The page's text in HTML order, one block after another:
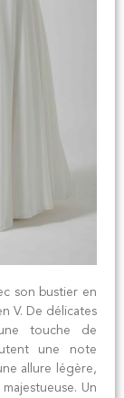
son bustier en
V. De délicates
touche de
une note
allure légère,
Un